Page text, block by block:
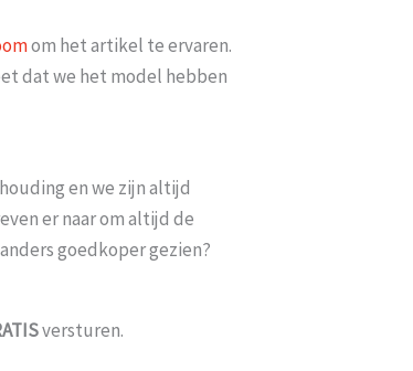
om het artikel te ervaren.
dat we het model hebben
en we zijn altijd
er naar om altijd de
goedkoper gezien?
versturen.